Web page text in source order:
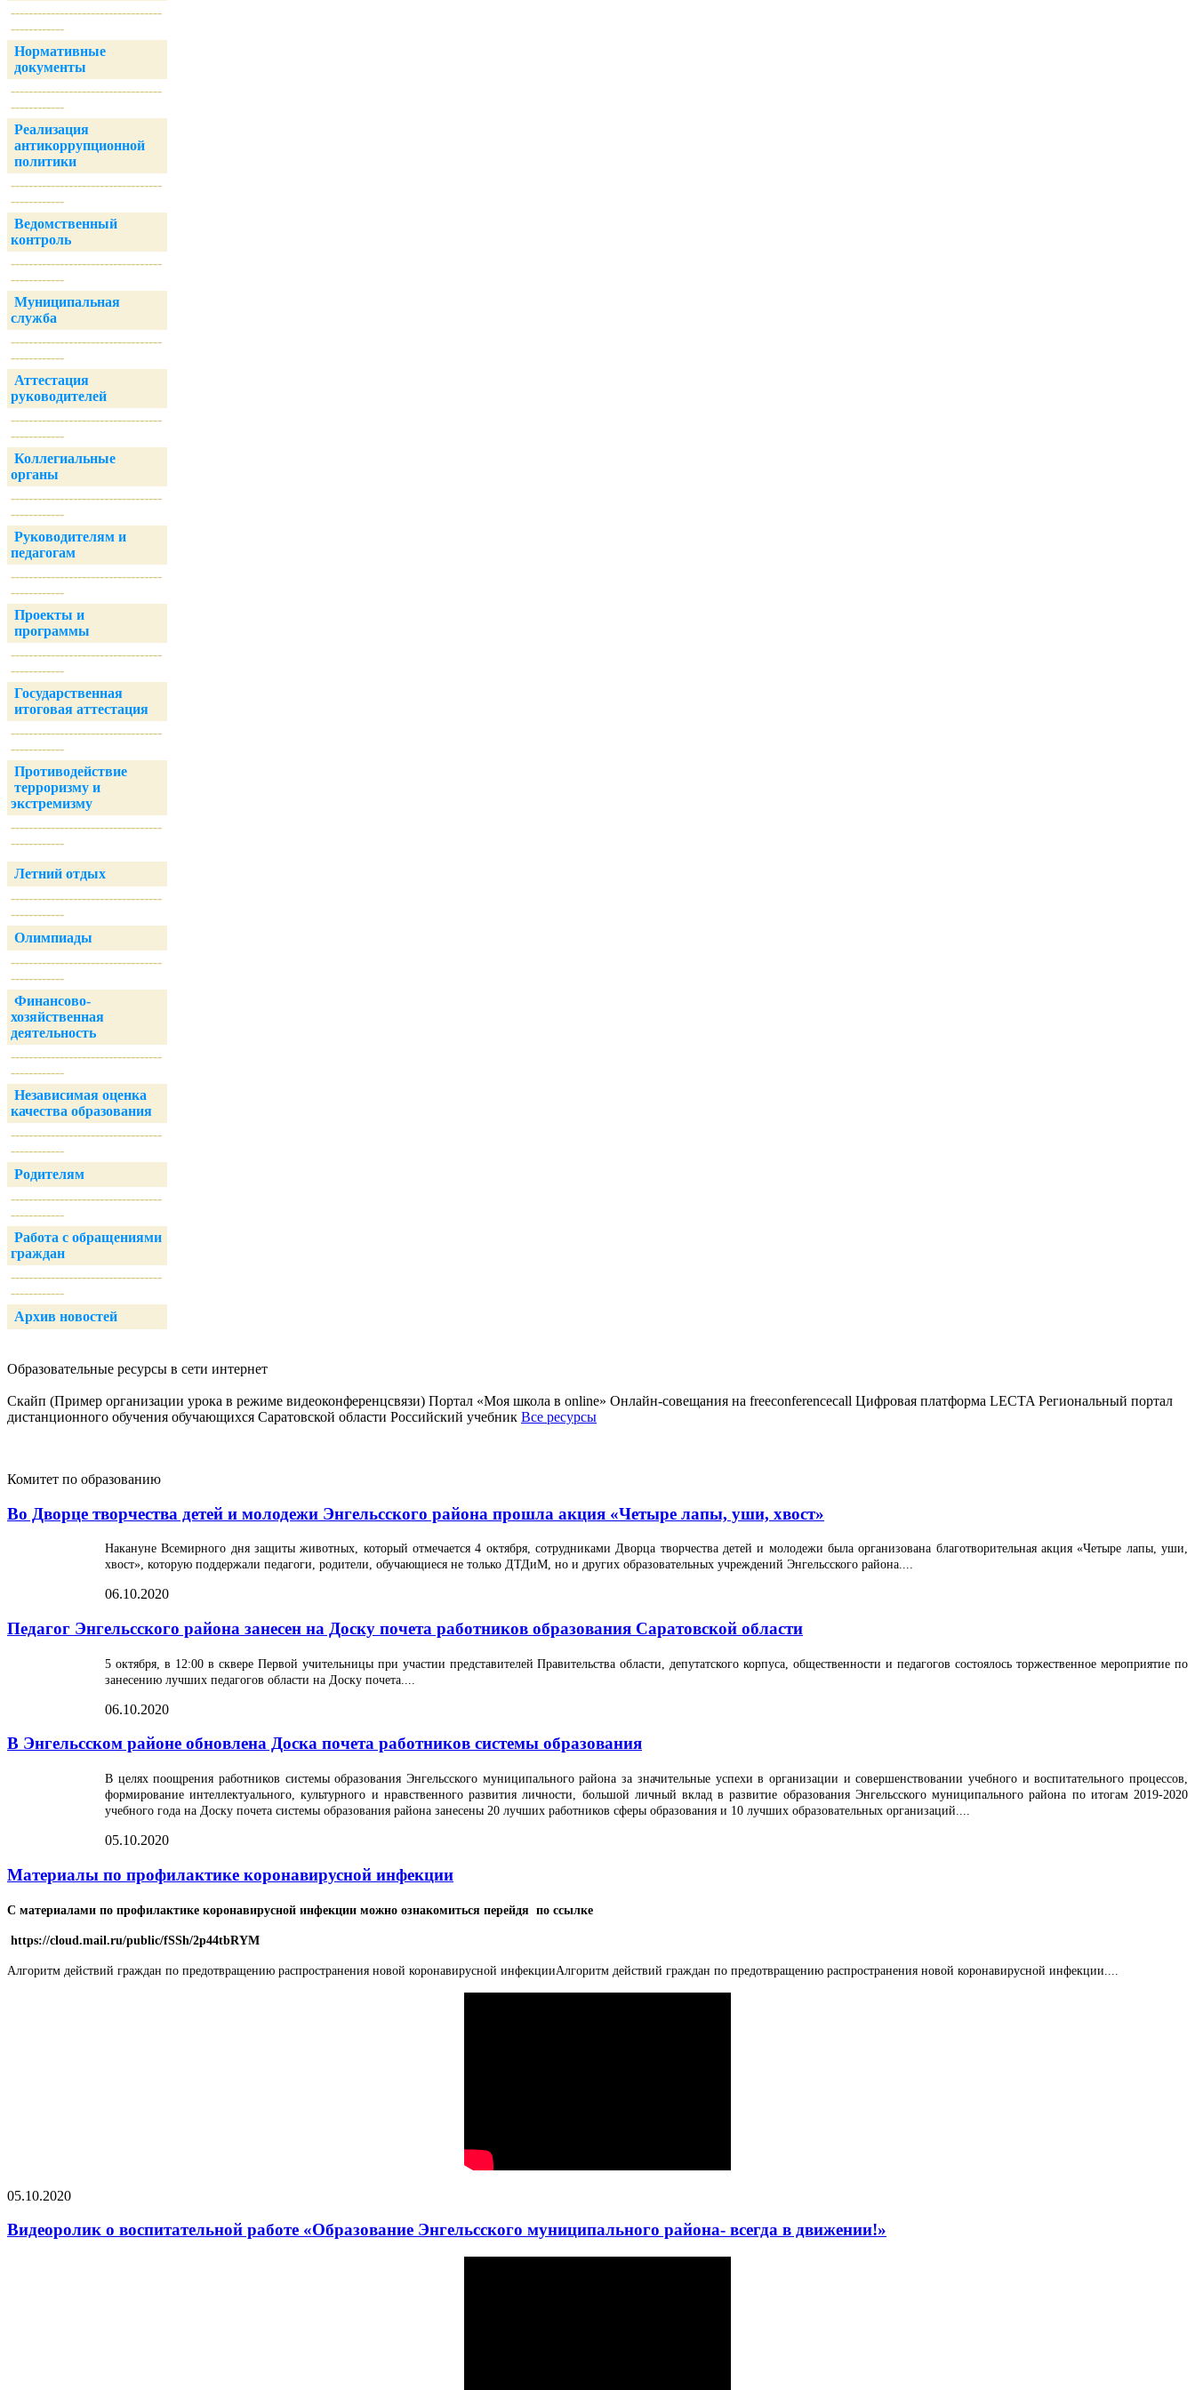
----------------------------------
------------
Нормативные
документы
----------------------------------
------------
Реализация
антикоррупционной
политики
----------------------------------
------------
Ведомственный
контроль
----------------------------------
------------
Муниципальная
служба
----------------------------------
------------
Аттестация
руководителей
----------------------------------
------------
Коллегиальные
органы
----------------------------------
------------
Руководителям и
педагогам
----------------------------------
------------
Проекты и
программы
----------------------------------
------------
Государственная
итоговая аттестация
----------------------------------
------------
Противодействие
терроризму и
экстремизму
----------------------------------
------------
Летний отдых
----------------------------------
------------
Олимпиады
----------------------------------
------------
Финансово-
хозяйственная
деятельность
----------------------------------
------------
Независимая оценка
качества образования
----------------------------------
------------
Родителям
----------------------------------
------------
Работа с обращениями
граждан
----------------------------------
------------
Архив новостей
Образовательные ресурсы в сети интернет
Скайп (Пример организации урока в режиме видеоконференцсвязи) Портал «Моя школа в online» Онлайн-совещания на freeconferencecall Цифровая платформа LECTA Региональный портал
дистанционного обучения обучающихся Саратовской области Российский учебник Все ресурсы
Комитет по образованию
Во Дворце творчества детей и молодежи Энгельсского района прошла акция «Четыре лапы, уши, хвост»
Накануне Всемирного дня защиты животных, который отмечается 4 октября, сотрудниками Дворца творчества детей и молодежи была организована благотворительная акция «Четыре лапы, уши,
хвост», которую поддержали педагоги, родители, обучающиеся не только ДТДиМ, но и других образовательных учреждений Энгельсского района....
06.10.2020
Педагог Энгельсского района занесен на Доску почета работников образования Саратовской области
5 октября, в 12:00 в сквере Первой учительницы при участии представителей Правительства области, депутатского корпуса, общественности и педагогов состоялось торжественное мероприятие по
занесению лучших педагогов области на Доску почета....
06.10.2020
В Энгельсском районе обновлена Доска почета работников системы образования
В целях поощрения работников системы образования Энгельсского муниципального района за значительные успехи в организации и совершенствовании учебного и воспитательного процессов,
формирование интеллектуального, культурного и нравственного развития личности, большой личный вклад в развитие образования Энгельсского муниципального района по итогам 2019-2020
учебного года на Доску почета системы образования района занесены 20 лучших работников сферы образования и 10 лучших образовательных организаций....
05.10.2020
Материалы по профилактике коронавирусной инфекции
С материалами по профилактике коронавирусной инфекции можно ознакомиться перейдя по ссылке
https://cloud.mail.ru/public/fSSh/2p44tbRYM
Алгоритм действий граждан по предотвращению распространения новой коронавирусной инфекцииАлгоритм действий граждан по предотвращению распространения новой коронавирусной инфекции....
05.10.2020
Видеоролик о воспитательной работе «Образование Энгельсского муниципального района- всегда в движении!»